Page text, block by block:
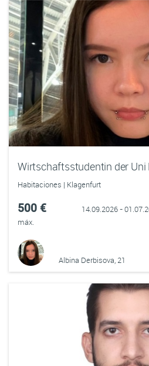
Habitaciones | Klagenfurt
500 €
máx.
14.09.2026 -
Albina Derbisova, 21